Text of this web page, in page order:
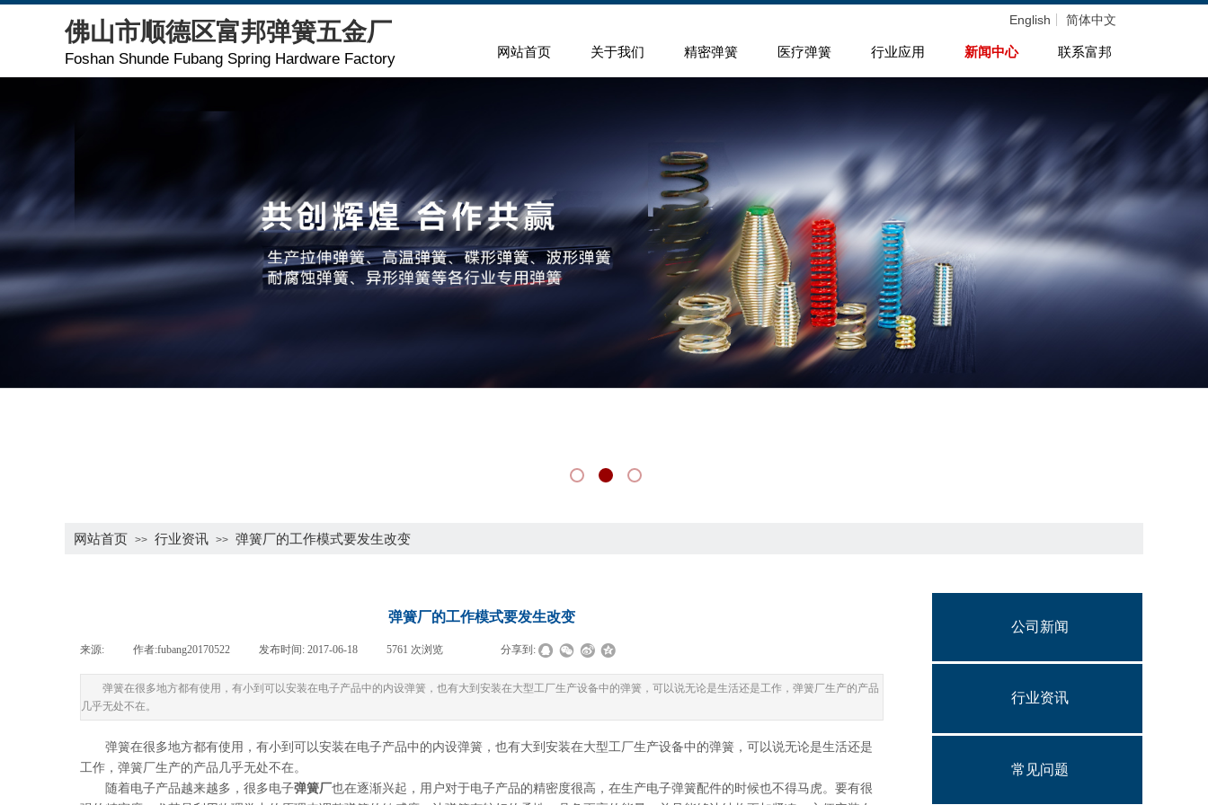
网站首页 关于我们 精密弹簧 医疗弹簧 行业应用 新闻中心 联系富邦
Foshan Shunde Fubang Spring Hardware Factory
佛山市顺德区富邦弹簧五金厂 English 简体中文
网站首页 >> 行业资讯 >> 弹簧厂的工作模式要发生改变
公司新闻
行业资讯
常见问题
弹簧厂的工作模式要发生改变
来源: 作者:fubang20170522 发布时间: 2017-06-18 5761 次浏览 分享到:
弹簧在很多地方都有使用，有小到可以安装在电子产品中的内设弹簧，也有大到安装在大型工厂生产设备中的弹簧，可以说无论是生活还是工作，弹簧厂生产的产品
几乎无处不在。
弹簧在很多地方都有使用，有小到可以安装在电子产品中的内设弹簧，也有大到安装在大型工厂生产设备中的弹簧，可以说无论是生活还是
工作，弹簧厂生产的产品几乎无处不在。
随着电子产品越来越多，很多电子弹簧厂也在逐渐兴起，用户对于电子产品的精密度很高，在生产电子弹簧配件的时候也不得马虎。要有很